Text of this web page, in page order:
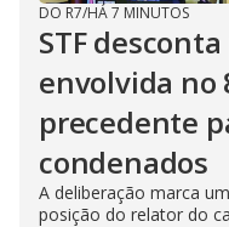
DO R7/HÁ 7 MINUTOS
STF
envolvida no
precedente
condenados
A deliberação marca
posição do relator do